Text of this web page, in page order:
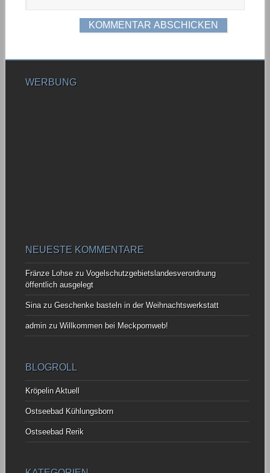
WERBUNG
NEUESTE KOMMENTARE
Fränze Lohsezu Vogelschutzgebietslandesverordnung
öffentlich ausgelegt
Sinazu Geschenke basteln in der Weihnachtswerkstatt
adminzu Willkommen bei Meckpomweb!
BLOGROLL
Kröpelin Aktuell
Ostseebad Kühlungsborn
Ostseebad Rerik